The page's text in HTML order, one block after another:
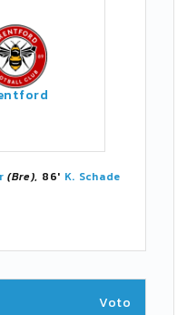
(Bre), 86' K. Schade
Voto